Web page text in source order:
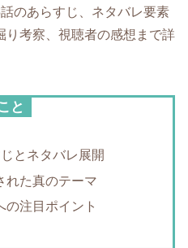
のあらすじ、ネタバレ要素
り考察、視聴者の感想まで詳
と
とネタバレ展開
れた真のテーマ
の注目ポイント